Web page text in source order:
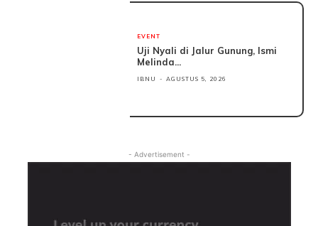
EVENT
Uji Nyali di Jalur Gunung, Ismi
Melinda...
IBNU - AGUSTUS 5, 2026
- Advertisement -